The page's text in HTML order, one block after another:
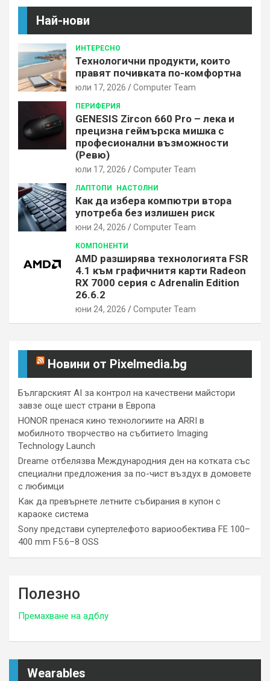
Най-нови
ИНТЕРЕСНО
Технологични продукти, които
правят почивката по-комфортна
юли 17, 2026 Computer Team
ПЕРИФЕРИЯ
GENESIS Zircon 660 Pro – лека и
прецизна геймърска мишка с
професионални възможности
(Ревю)
юли 17, 2026 Computer Team
ЛАПТОПИ НАСТОЛНИ
Как да избера компютри втора
употреба без излишен риск
юни 24, 2026 Computer Team
КОМПОНЕНТИ
AMD разширява технологията FSR
4.1 към графичнитя карти Radeon
RX 7000 серия с Adrenalin Edition
26.6.2
юни 24, 2026 Computer Team
Новини от Pixelmedia.bg
Българският AI за контрол на качествени майстори
завзе още шест страни в Европа
HONOR пренася кино технологиите на ARRI в
мобилното творчество на събитието Imaging
Technology Launch
Dreame отбелязва Международния ден на котката със
специални предложения за по-чист въздух в домовете
с любимци
Как да превърнете летните събирания в купон с
караоке система
Sony представи супертелефото вариообектива FE 100–
400 mm F5.6–8 OSS
Полезно
Премахване на адблу
Wearables